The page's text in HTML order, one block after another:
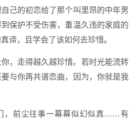
己的初恋给了那个叫里昂的中年男
保护不受伤害，重温久违的家庭的
谛，且学会了该如何去珍惜。
，走得越久越珍惜。若时光能流转
与你再共谱恋曲，因为，你就是我
，前尘往事一幕幕似幻似真……有